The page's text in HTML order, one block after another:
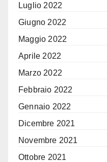
Luglio 2022
Giugno 2022
Maggio 2022
Aprile 2022
Marzo 2022
Febbraio 2022
Gennaio 2022
Dicembre 2021
Novembre 2021
Ottobre 2021